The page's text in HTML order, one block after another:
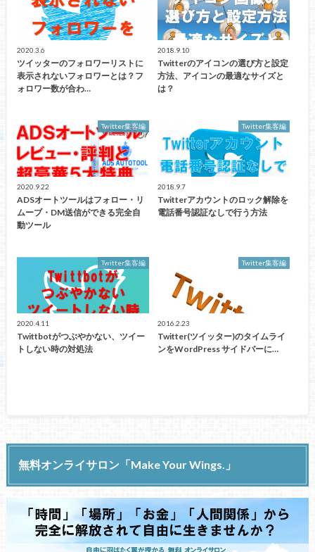
2020.3.6
ツイッターのフォロワーリストに
表示されないフォロワーとは？フ
ォロワー数が合わ…
2018.9.10
Twitterのアイコンの選び方と設定
方法、アイコンの最適なサイズと
は？
Twitter集客編
2020.9.22
ADSオートツールはフォロー・リ
ムーブ・DM送信ができる完全自
動ツール
Twitter集客編
2018.9.7
Twitterアカウントのロック解除を
電話番号認証なしで行う方法
Twitter集客編
2020.4.11
Twittbotがつぶやかない、ツイー
トしない時の対処法
Twitter集客編
2016.2.23
Twitter(ツイッター)のタイムライ
ンをWordPress サイドバーに…
無料オンライサロン「Make Your Wings.」